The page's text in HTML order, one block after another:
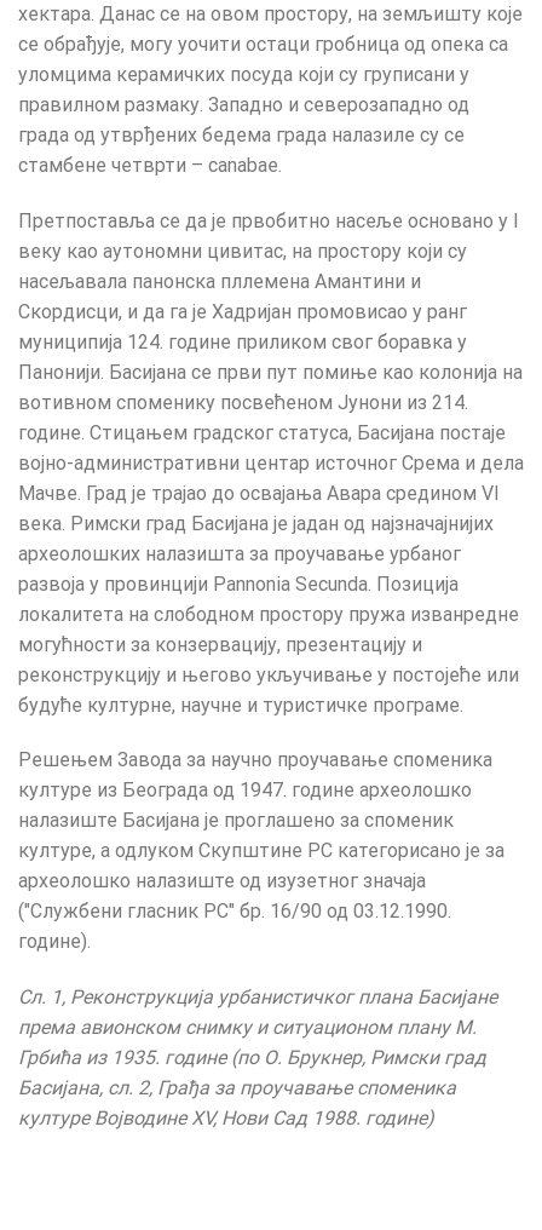
хектара. Данас се на овом простору, на земљишту које
се обрађује, могу уочити остаци гробница од опека са
уломцима керамичких посуда који су груписани у
правилном размаку. Западно и северозападно од
града од утврђених бедема града налазилe су се
стамбене четврти – canabae.
Претпоставља се да је првобитно насеље основано у I
веку као аутономни цивитас, на простору који су
насељавала панонска пллемена Амантини и
Скордисци, и да га је Хадријан промовисао у ранг
муниципија 124. године приликом свог боравка у
Панонији. Басијана се први пут помиње као колонија на
вотивном споменику посвећеном Јунони из 214.
године. Стицањем градског статуса, Басијана постаје
војно-административни центар источног Срема и дела
Мачве. Град је трајао до освајања Авара средином VI
века. Римски град Басијана је јадан од најзначајнијих
археолошких налазишта за проучавање урбаног
развоја у провинцији Pannonia Secunda. Позиција
локалитета на слободном простору пружа изванредне
могућности за конзервацију, презентацију и
реконструкцију и његово укључивање у постојеће или
будуће културне, научне и туристичке програме.
Решењем Завода за научно проучавање споменика
културе из Београда од 1947. године археолошко
налазиште Басијана је проглашено за споменик
културе, а одлуком Скупштине РС категорисано је за
археолошко налазиште од изузетног значаја
(″Службени гласник РС″ бр. 16/90 од 03.12.1990.
године).
Сл. 1, Реконструкција урбанистичког плана Басијане
према авионском снимку и ситуационом плану М.
Грбића из 1935. године (по О. Брукнер, Римски град
Басијана, сл. 2, Грађа за проучавање споменика
културе Војводине XV, Нови Сад 1988. године)